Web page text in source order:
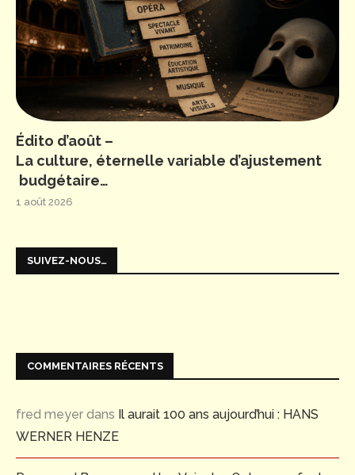
Édito d’août –
La culture, éternelle variable d’ajustement
budgétaire…
1 août 2026
SUIVEZ-NOUS…
COMMENTAIRES RÉCENTS
fred meyer dans Il aurait 100 ans aujourd’hui : HANS
WERNER HENZE